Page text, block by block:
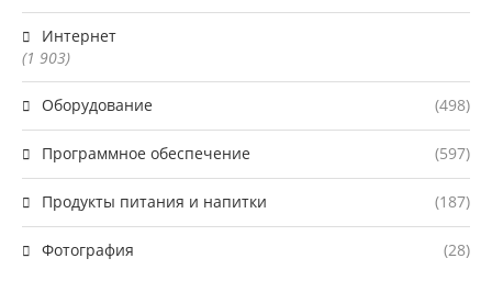
Интернет
(1 903)
Оборудование (498)
Программное обеспечение (597)
Продукты питания и напитки (187)
Фотография (28)